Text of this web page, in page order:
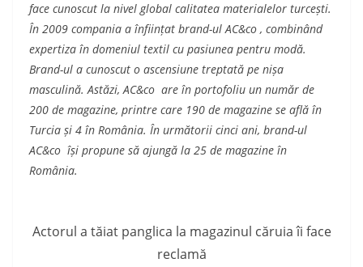
face cunoscut la nivel global calitatea materialelor turcești.
În 2009 compania a înființat brand-ul AC&co , combinând
expertiza în domeniul textil cu pasiunea pentru modă.
Brand-ul a cunoscut o ascensiune treptată pe nișa
masculină. Astăzi, AC&co are în portofoliu un număr de
200 de magazine, printre care 190 de magazine se află în
Turcia și 4 în România. În următorii cinci ani, brand-ul
AC&co își propune să ajungă la 25 de magazine în
România.
Actorul a tăiat panglica la magazinul căruia îi face
reclamă